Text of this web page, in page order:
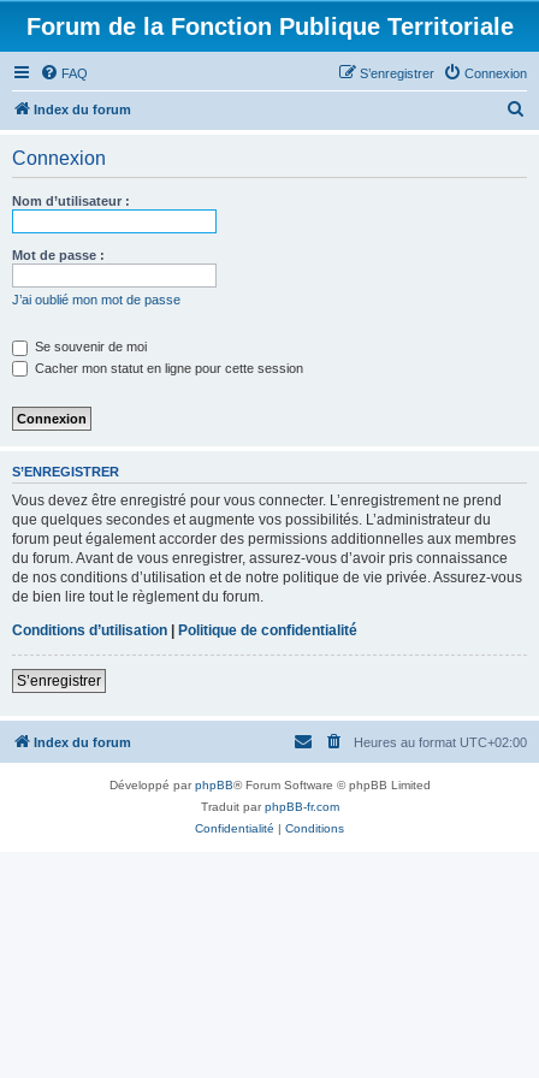
Forum de la Fonction Publique Territoriale
FAQ Connexion
S’enregistrer
Index du forum
Connexion
Nom d’utilisateur :
Mot de passe :
J’ai oublié mon mot de passe
Se souvenir de moi
Cacher mon statut en ligne pour cette session
S’ENREGISTRER
Vous devez être enregistré pour vous connecter. L’enregistrement ne prend
que quelques secondes et augmente vos possibilités. L’administrateur du
forum peut également accorder des permissions additionnelles aux membres
du forum. Avant de vous enregistrer, assurez-vous d’avoir pris connaissance
de nos conditions d’utilisation et de notre politique de vie privée. Assurez-vous
de bien lire tout le règlement du forum.
Conditions d’utilisation | Politique de confidentialité
S’enregistrer
Index du forum Heures au format UTC+02:00
Développé parphpBB® Forum Software © phpBB Limited
Traduit parphpBB-fr.com
Confidentialité | Conditions